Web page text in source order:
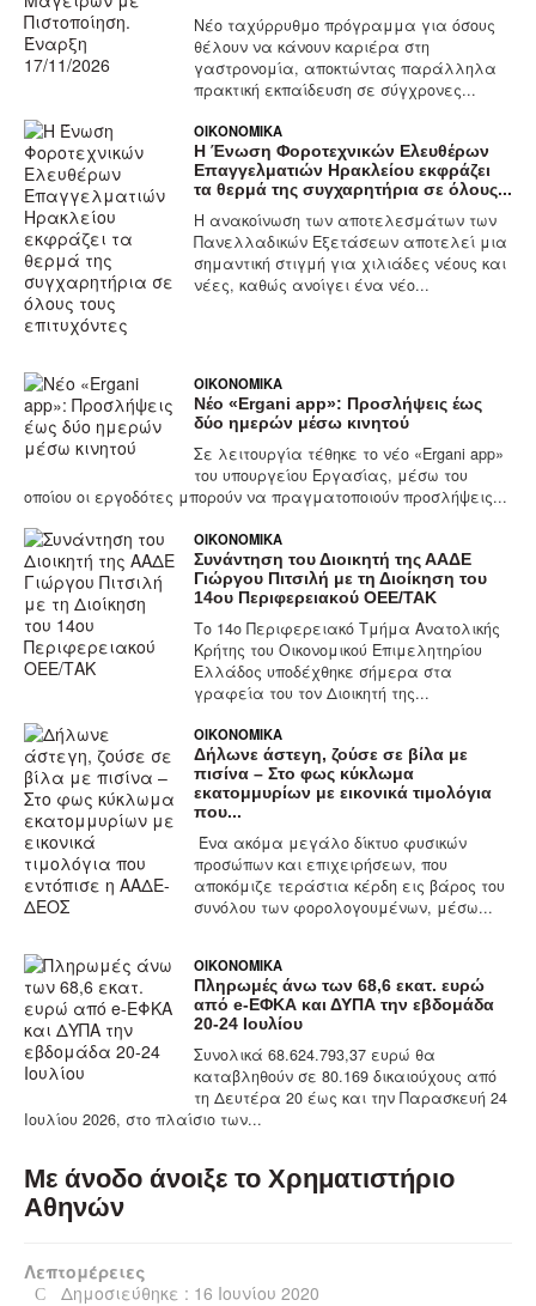
Νέο ταχύρρυθμο πρόγραμμα για όσους
θέλουν να κάνουν καριέρα στη
γαστρονομία, αποκτώντας παράλληλα
πρακτική εκπαίδευση σε σύγχρονες...
ΟΙΚΟΝΟΜΙΚΆ
Η Ένωση Φοροτεχνικών Ελευθέρων
Επαγγελματιών Ηρακλείου εκφράζει
τα θερμά της συγχαρητήρια σε όλους...
Η ανακοίνωση των αποτελεσμάτων των
Πανελλαδικών Εξετάσεων αποτελεί μια
σημαντική στιγμή για χιλιάδες νέους και
νέες, καθώς ανοίγει ένα νέο...
ΟΙΚΟΝΟΜΙΚΆ
Νέο «Ergani app»: Προσλήψεις έως
δύο ημερών μέσω κινητού
Σε λειτουργία τέθηκε το νέο «Ergani app»
του υπουργείου Εργασίας, μέσω του
οποίου οι εργοδότες μπορούν να πραγματοποιούν προσλήψεις...
ΟΙΚΟΝΟΜΙΚΆ
Συνάντηση του Διοικητή της ΑΑΔΕ
Γιώργου Πιτσιλή με τη Διοίκηση του
14ου Περιφερειακού ΟΕΕ/ΤΑΚ
Το 14ο Περιφερειακό Τμήμα Ανατολικής
Κρήτης του Οικονομικού Επιμελητηρίου
Ελλάδος υποδέχθηκε σήμερα στα
γραφεία του τον Διοικητή της...
ΟΙΚΟΝΟΜΙΚΆ
Δήλωνε άστεγη, ζούσε σε βίλα με
πισίνα – Στο φως κύκλωμα
εκατομμυρίων με εικονικά τιμολόγια
που...
Ένα ακόμα μεγάλο δίκτυο φυσικών
προσώπων και επιχειρήσεων, που
αποκόμιζε τεράστια κέρδη εις βάρος του
συνόλου των φορολογουμένων, μέσω...
ΟΙΚΟΝΟΜΙΚΆ
Πληρωμές άνω των 68,6 εκατ. ευρώ
από e-ΕΦΚΑ και ΔΥΠΑ την εβδομάδα
20-24 Ιουλίου
Συνολικά 68.624.793,37 ευρώ θα
καταβληθούν σε 80.169 δικαιούχους από
τη Δευτέρα 20 έως και την Παρασκευή 24
Ιουλίου 2026, στο πλαίσιο των...
Με άνοδο άνοιξε το Χρηματιστήριο
Αθηνών
Λεπτομέρειες
Δημοσιεύθηκε : 16 Ιουνίου 2020